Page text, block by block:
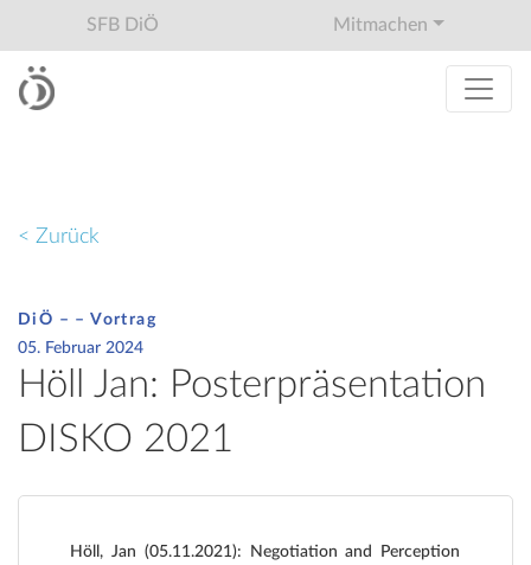
SFB DiÖ Mitmachen
< Zurück
DiÖ – – Vortrag
05. Februar 2024
Höll Jan: Posterpräsentation
DISKO 2021
Höll, Jan (05.11.2021): Negotiation and Perception